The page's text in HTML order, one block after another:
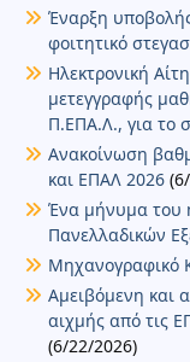
Έναρξη
φοιτητικό
Ηλεκτρονική
μετεγγραφής
Π.ΕΠΑ.Λ., για το
Ανακοίνωση
και ΕΠΑΛ 2026
Ένα μήνυμα του
Πανελλαδικών
Μηχανογραφικό
Αμειβόμενη και
αιχμής από τις
(6/22/2026)